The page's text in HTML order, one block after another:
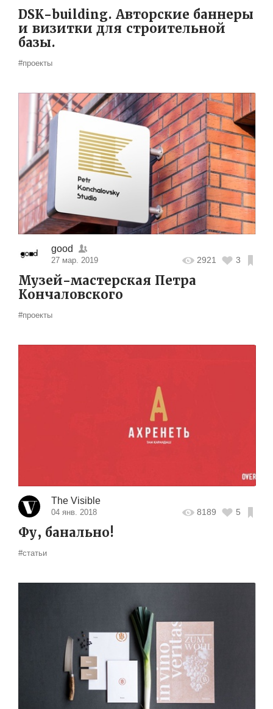
DSK-building. Авторские баннеры
и визитки для строительной
базы.
#проекты
good
27 мар. 2019 2921 3
Музей-мастерская Петра
Кончаловского
#проекты
The Visible
04 янв. 2018 8189 5
Фу, банально!
#статьи